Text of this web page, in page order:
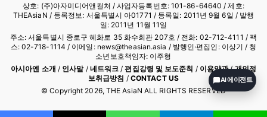
상호: (주)아자미디어앤컬처 /사업자등록번호: 101-86-64640 / 제호:
THEAsiaN / 등록정보: 서울특별시 아01771 / 등록일: 2011년 9월 6일 / 발행
일: 2011년 11월 11일
주소: 서울특별시 종로구 혜화로 35 화수회관 207호 / 전화: 02-712-4111 / 팩
스: 02-718-1114 / 이메일: news@theasian.asia / 발행인·편집인: 이상기 / 청
소년보호책임자: 이주형
아시아엔 소개 / 인사말/ 네트워크 /편집강령 및 보도준칙 / 이용약관/개인정
보취급방침 / CONTACT US
© Copyright 2026, THE AsiaN ALL RIGHTS RESERVED
AI 에이전트